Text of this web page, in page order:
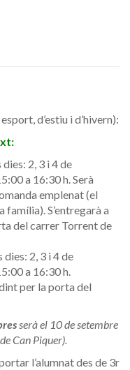
d’estiu i d’hivern):
2, 3 i 4 de
a 16:30 h. Serà
emplenat (el
família). S’entregarà a
del carrer Torrent de
2, 3 i 4 de
a 16:30 h.
per la porta del
serà el 10 de setembre
Can Piquer).
l’alumnat des de 3r